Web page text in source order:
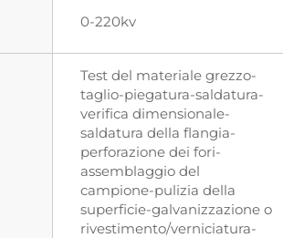
0-220kv
Test del materiale grezzo-
taglio-piegatura-saldatura-
verifica dimensionale-
saldatura della flangia-
perforazione dei fori-
assemblaggio del
campione-pulizia della
superficie-galvanizzazione o
rivestimento/verniciatura-